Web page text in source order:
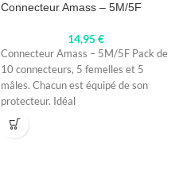
Connecteur Amass – 5M/5F
14,95€
Connecteur Amass – 5M/5F Pack de
10 connecteurs, 5 femelles et 5
mâles. Chacun est équipé de son
protecteur. Idéal